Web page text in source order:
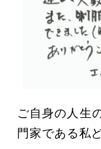
ご自身の人生
門家である私